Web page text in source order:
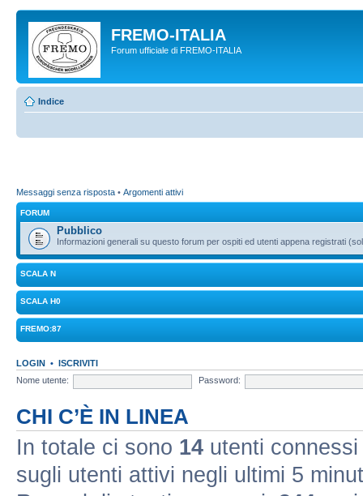
FREMO-ITALIA
Forum ufficiale di FREMO-ITALIA
Indice
Messaggi senza risposta • Argomenti attivi
FORUM
Pubblico
Informazioni generali su questo forum per ospiti ed utenti appena registrati
SCALA N
SCALA H0
FREMO:87
LOGIN • ISCRIVITI
Nome utente:
Password:
CHI C’È IN LINEA
In totale ci sono 14 utenti
sugli utenti attivi negli ultimi 5